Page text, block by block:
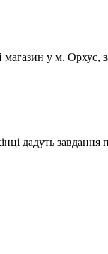
у м. Орхус,
співробітники розкажуть вам про роботу, проведуть